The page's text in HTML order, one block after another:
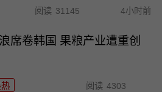
阅读 31145 4小时前
席卷韩国 果粮产业遭重创
阅读 4303